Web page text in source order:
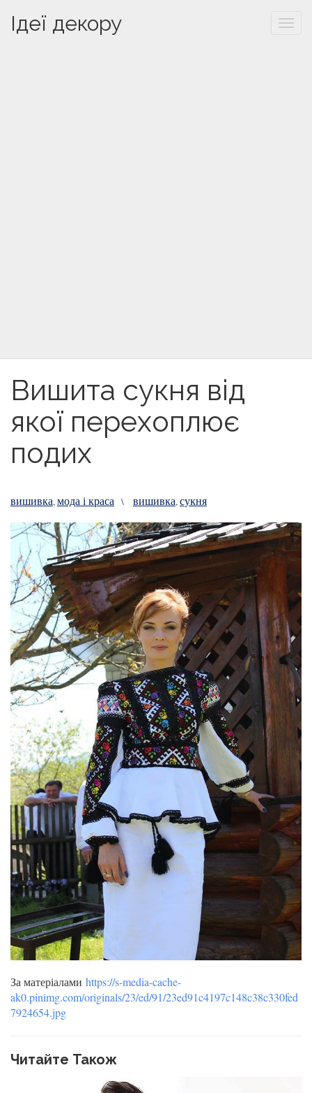
Ідеї декору
Вишита сукня від
якої перехоплює
подих
вишивка,мода і краса \ вишивка,сукня
За матеріалами https://s-media-cache-
ak0.pinimg.com/originals/23/ed/91/23ed91c4197c148c38c330fed
7924654.jpg
Читайте Також